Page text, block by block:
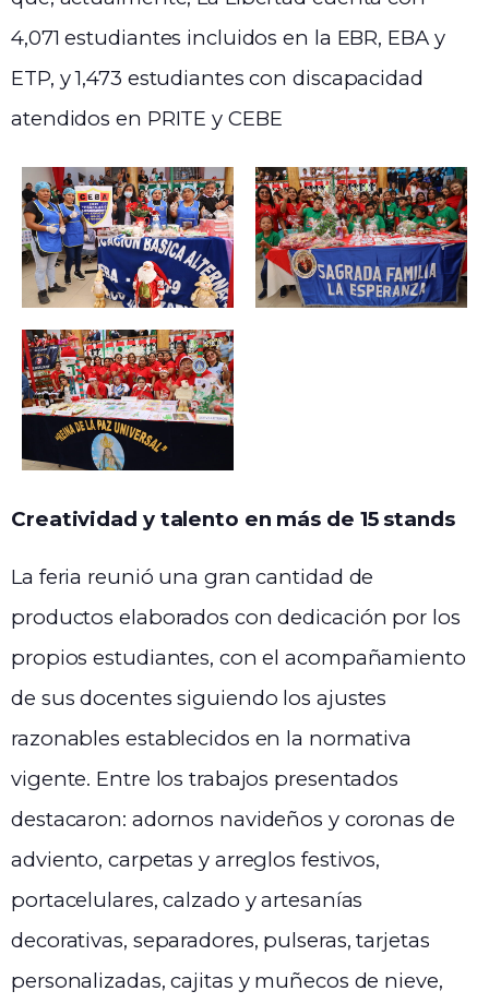
4,071 estudiantes incluidos en la EBR, EBA y
ETP, y 1,473 estudiantes con discapacidad
atendidos en PRITE y CEBE
Creatividad y talento en más de 15 stands
La feria reunió una gran cantidad de
productos elaborados con dedicación por los
propios estudiantes, con el acompañamiento
de sus docentes siguiendo los ajustes
razonables establecidos en la normativa
vigente. Entre los trabajos presentados
destacaron: adornos navideños y coronas de
adviento, carpetas y arreglos festivos,
portacelulares, calzado y artesanías
decorativas, separadores, pulseras, tarjetas
personalizadas, cajitas y muñecos de nieve,